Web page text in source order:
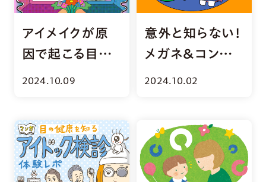
2024.10.09
アイメイクが原
因で起こる目の
トラブル＆リスク
2024.10.02
意外と知らない！
メガネ＆コンタク
トレンズの正し